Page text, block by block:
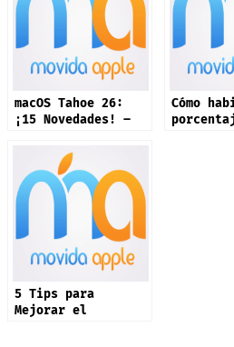
macOS Tahoe 26:
¡15 Novedades! –
Cómo
5 Tips para
Mejorar el